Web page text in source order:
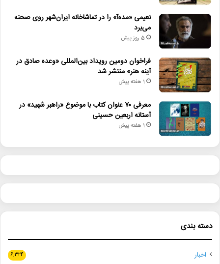
نعیمی «مده‌آ» را در تماشاخانه ایران‌شهر روی صحنه
می‌برد
5 روز پیش
فراخوان دومین رویداد بین‌المللی «وعده صادق در
آینه هنر» منتشر شد
1 هفته پیش
معرفی ۷۰ عنوان کتاب با موضوع «راهبر شهید» در
آستانه اربعین حسینی
1 هفته پیش
دسته بندی
اخبار ۶,۳۲۴